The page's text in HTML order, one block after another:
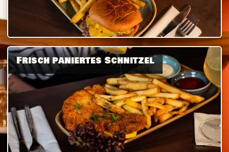
Frisch paniertes Schnitzel